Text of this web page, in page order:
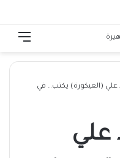
(العيكورة) يكتب… في